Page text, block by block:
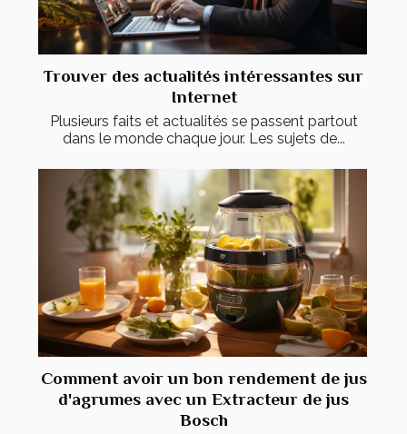
Trouver des actualités intéressantes sur
Internet
Plusieurs faits et actualités se passent partout
dans le monde chaque jour. Les sujets de...
Comment avoir un bon rendement de jus
d'agrumes avec un Extracteur de jus
Bosch